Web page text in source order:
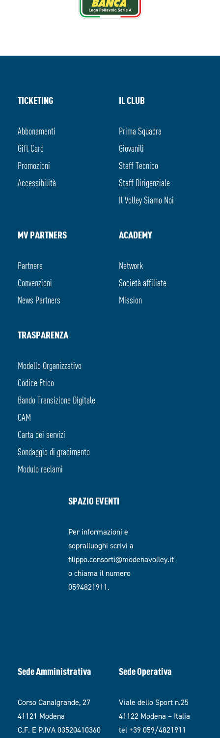
TICKETING
Abbonamenti
Gift Card
Promozioni
Accessibilità
IL CLUB
Prima Squadra
Giovanili
Staff Tecnico
Staff Dirigenziale
Il Volley Siamo Noi
MV PARTNERS
Partners
Convenzioni
News Partners
ACADEMY
Network
Società affiliate
Mission
TRASPARENZA
Modello Organizzativo
Codice Etico
Bando Transizione Digitale
CAM
Carta dei servizi
Sondaggio di gradimento
Modulo reclami
SPAZIO EVENTI
Per informazioni e
sopralluoghi scrivi a
filippo.consorti@modenavolley.it
o chiama il numero
0594821911.
Sede Amministrativa
Corso Canalgrande, 27
41121 Modena
C.F. E P.IVA 03520410360
Sede Operativa
Viale dello Sport n.25
41122 Modena – Italia
tel +39 059/4821911